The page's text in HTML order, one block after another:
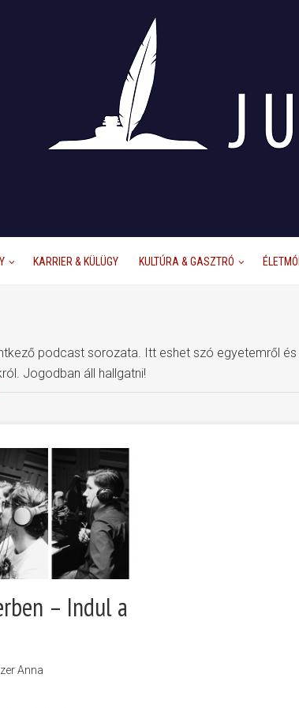
KARRIER & KÜLÜGY KULTÚRA & GASZTRÓ
podcast sorozata. Itt eshet szó egyetemről
Jogodban áll hallgatni!
– Indul a
Anna